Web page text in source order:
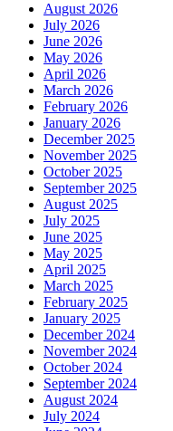
August 2026
July 2026
June 2026
May 2026
April 2026
March 2026
February 2026
January 2026
December 2025
November 2025
October 2025
September 2025
August 2025
July 2025
June 2025
May 2025
April 2025
March 2025
February 2025
January 2025
December 2024
November 2024
October 2024
September 2024
August 2024
July 2024